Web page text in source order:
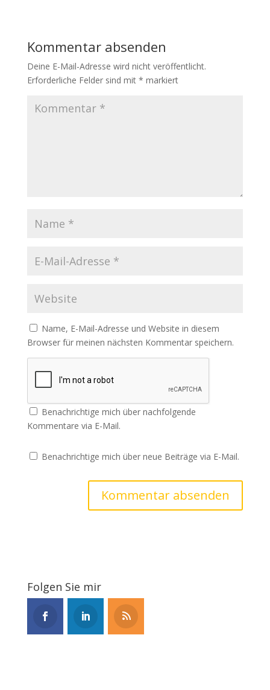
Kommentar absenden
Deine E-Mail-Adresse wird nicht veröffentlicht.
Erforderliche Felder sind mit * markiert
Name, E-Mail-Adresse und Website in diesem
Browser für meinen nächsten Kommentar speichern.
Benachrichtige mich über nachfolgende
Kommentare via E-Mail.
Benachrichtige mich über neue Beiträge via E-Mail.
Folgen Sie mir